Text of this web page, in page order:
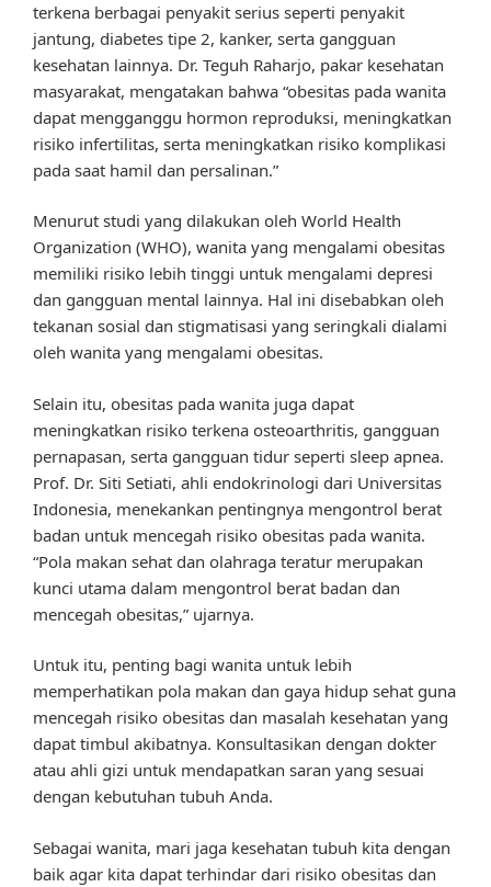
terkena berbagai penyakit serius seperti penyakit
jantung, diabetes tipe 2, kanker, serta gangguan
kesehatan lainnya. Dr. Teguh Raharjo, pakar kesehatan
masyarakat, mengatakan bahwa “obesitas pada wanita
dapat mengganggu hormon reproduksi, meningkatkan
risiko infertilitas, serta meningkatkan risiko komplikasi
pada saat hamil dan persalinan.”
Menurut studi yang dilakukan oleh World Health
Organization (WHO), wanita yang mengalami obesitas
memiliki risiko lebih tinggi untuk mengalami depresi
dan gangguan mental lainnya. Hal ini disebabkan oleh
tekanan sosial dan stigmatisasi yang seringkali dialami
oleh wanita yang mengalami obesitas.
Selain itu, obesitas pada wanita juga dapat
meningkatkan risiko terkena osteoarthritis, gangguan
pernapasan, serta gangguan tidur seperti sleep apnea.
Prof. Dr. Siti Setiati, ahli endokrinologi dari Universitas
Indonesia, menekankan pentingnya mengontrol berat
badan untuk mencegah risiko obesitas pada wanita.
“Pola makan sehat dan olahraga teratur merupakan
kunci utama dalam mengontrol berat badan dan
mencegah obesitas,” ujarnya.
Untuk itu, penting bagi wanita untuk lebih
memperhatikan pola makan dan gaya hidup sehat guna
mencegah risiko obesitas dan masalah kesehatan yang
dapat timbul akibatnya. Konsultasikan dengan dokter
atau ahli gizi untuk mendapatkan saran yang sesuai
dengan kebutuhan tubuh Anda.
Sebagai wanita, mari jaga kesehatan tubuh kita dengan
baik agar kita dapat terhindar dari risiko obesitas dan